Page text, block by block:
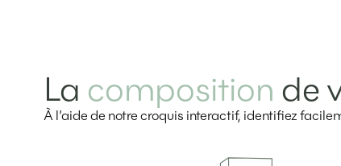
La composition de
À l’aide de notre croquis interactif, identifiez